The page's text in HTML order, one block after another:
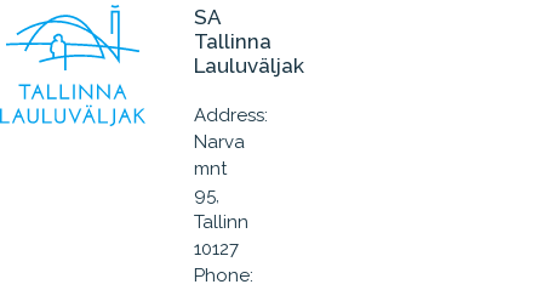
SA
Tallinna
Lauluväljak
Address:
Narva
mnt
95,
Tallinn
10127
Phone: